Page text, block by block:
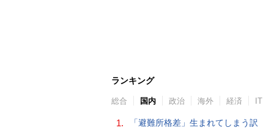
ランキング
総合 国内 政治 海外 経済 IT
1. 「避難所格差」生まれてしまう訳